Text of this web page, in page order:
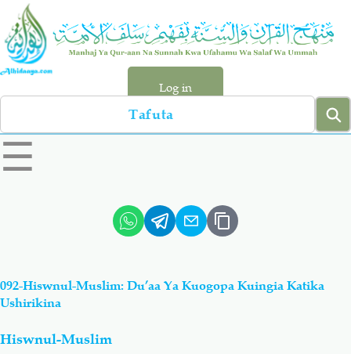
Skip
main
content
Log in
Search
left
sidebar
☰
Hadiyth
Aqiydah Manhaj
Shirki & Kufru
092-Hiswnul-Muslim: Du’aa Ya Kuogopa Kuingia Katika
Ushirikina
Hiswnul-Muslim